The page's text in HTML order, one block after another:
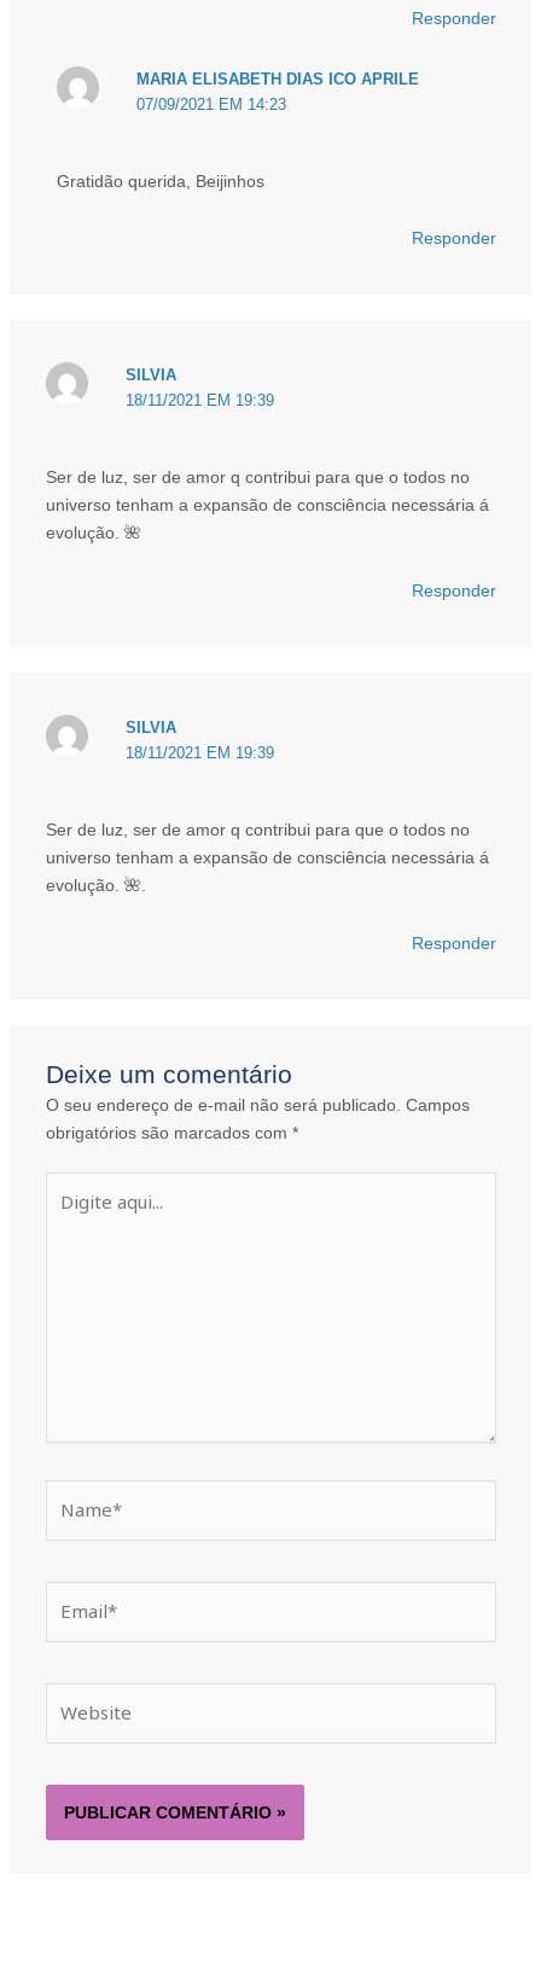
Responder
MARIA ELISABETH DIAS ICO APRILE
07/09/2021 EM 14:23
Gratidão querida, Beijinhos
Responder
SILVIA
18/11/2021 EM 19:39
Ser de luz, ser de amor q contribui para que o todos no
universo tenham a expansão de consciência necessária á
evolução. 🌺
Responder
SILVIA
18/11/2021 EM 19:39
Ser de luz, ser de amor q contribui para que o todos no
universo tenham a expansão de consciência necessária á
evolução. 🌺.
Responder
Deixe um comentário
O seu endereço de e-mail não será publicado. Campos
obrigatórios são marcados com *
aqui...